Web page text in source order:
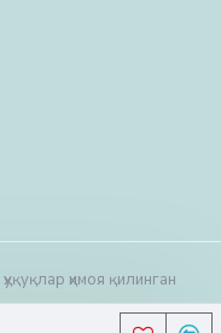
ҳимоя қилинган